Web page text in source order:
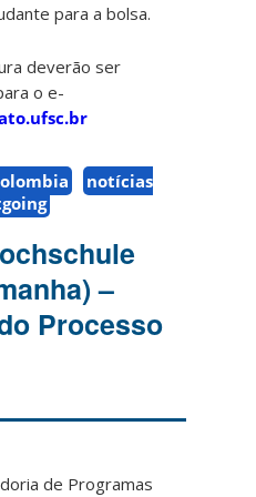
para a bolsa.
deverão ser
o e-
notícias
–
Processo
de Programas